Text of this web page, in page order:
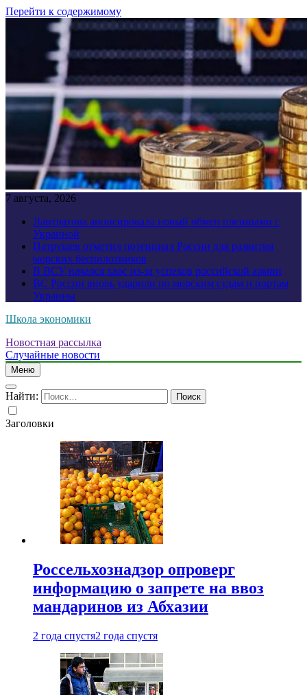
Перейти к содержимому
7 августа, 2026
Лантратова анонсировала новый обмен пленными с
Украиной
Патрушев отметил потенциал России для развития
морских беспилотников
В ВСУ начался хаос из-за успехов российской армии
ВС России вновь ударили по морским судам и портам
Украины
Школа экономики
Новостная рассылка
Случайные новости
Меню
Найти:
Заголовки
Россельхознадзор опроверг
информацию о запрете на ввоз
мандаринов из Абхазии
2 года спустя2 года спустя